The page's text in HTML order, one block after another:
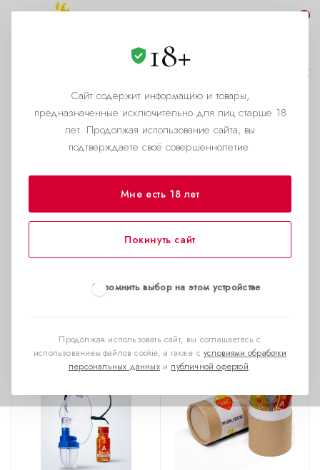
18+
Сайт содержит информацию и товары,
предназначенные исключительно для лиц старше 18
лет. Продолжая использование сайта, вы
подтверждаете своё совершеннолетие.
Мне есть 18 лет
Покинуть сайт
Запомнить выбор на этом устройстве
Продолжая использовать сайт, вы соглашаетесь с
использованием файлов cookie, а также сусловиями обработки
персональных данныхи публичной офертой.
Попперсы для пар: страсть,
расслабление и новые ощущения
Попперсы для пар — это проверенный
способ усилить возбуждение, снять
напряжение и раскрепоститься. Они
идеально подходят для двоих, помогая парам